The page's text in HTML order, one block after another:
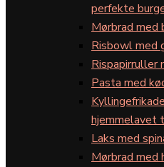
perfekte
Mørbrad med
Risbowl med
Rispapirruller
Pasta med
hjemmelavet
Laks med
Mørbrad